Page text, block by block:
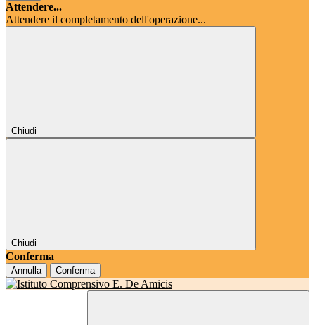
Attendere...
Attendere il completamento dell'operazione...
Chiudi
Chiudi
Conferma
Annulla Conferma